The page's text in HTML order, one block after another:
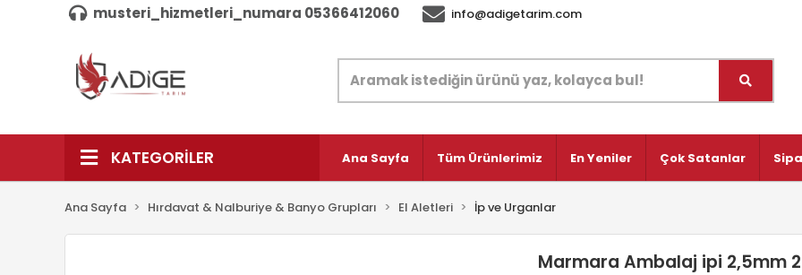
musteri_hizmetleri_numara 05366412060 info@adigetarim.com
KATEGORİLER Ana Sayfa Tüm Ürünlerimiz En Yeniler Çok Satanlar
Ana Sayfa Hırdavat & Nalburiye & Banyo Grupları El Aletleri İp ve Urganlar
Marmara Ambalaj ipi 2,5mm